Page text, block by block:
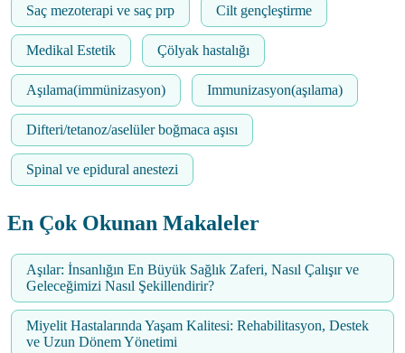
Saç mezoterapi ve saç prp Cilt gençleştirme
Medikal Estetik Çölyak hastalığı
Aşılama(immünizasyon) Immunizasyon(aşılama)
Difteri/tetanoz/aselüler boğmaca aşısı
Spinal ve epidural anestezi
En Çok Okunan Makaleler
Aşılar: İnsanlığın En Büyük Sağlık Zaferi, Nasıl Çalışır ve
Geleceğimizi Nasıl Şekillendirir?
Miyelit Hastalarında Yaşam Kalitesi: Rehabilitasyon, Destek
ve Uzun Dönem Yönetimi